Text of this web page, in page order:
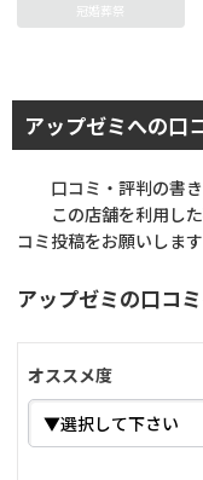
冠婚葬祭
アップゼミへの口
口コミ・評判の書き
この店舗を利用した
コミ投稿をお願いします
アップゼミの口コ
オススメ度